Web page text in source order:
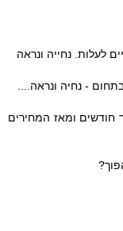
לעלות. נחייה ונראה
- נחיה ונראה....
ומאז המחירים